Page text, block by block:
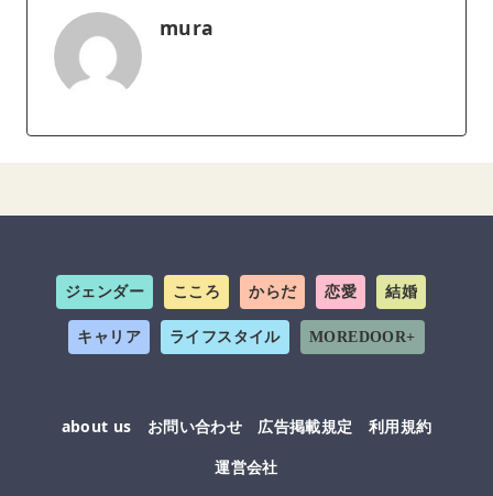
mura
ジェンダー こころ からだ 恋愛 結婚
キャリア ライフスタイル MOREDOOR+
about us お問い合わせ 広告掲載規定
利用規約
運営会社